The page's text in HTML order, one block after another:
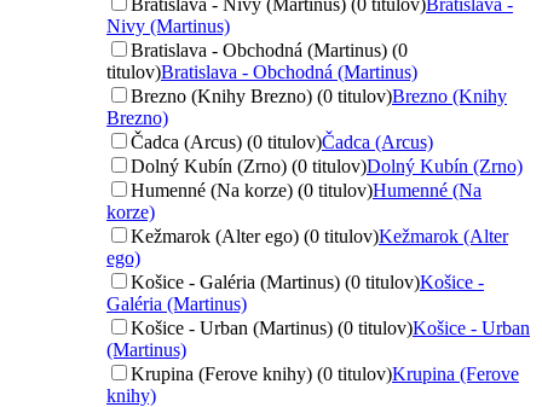
Bratislava - Nivy (Martinus) (0 titulov)Bratislava -
Nivy (Martinus)
Bratislava - Obchodná (Martinus) (0
titulov)Bratislava - Obchodná (Martinus)
Brezno (Knihy Brezno) (0 titulov)Brezno (Knihy
Brezno)
Čadca (Arcus) (0 titulov)Čadca (Arcus)
Dolný Kubín (Zrno) (0 titulov)Dolný Kubín (Zrno)
Humenné (Na korze) (0 titulov)Humenné (Na
korze)
Kežmarok (Alter ego) (0 titulov)Kežmarok (Alter
ego)
Košice - Galéria (Martinus) (0 titulov)Košice -
Galéria (Martinus)
Košice - Urban (Martinus) (0 titulov)Košice - Urban
(Martinus)
Krupina (Ferove knihy) (0 titulov)Krupina (Ferove
knihy)